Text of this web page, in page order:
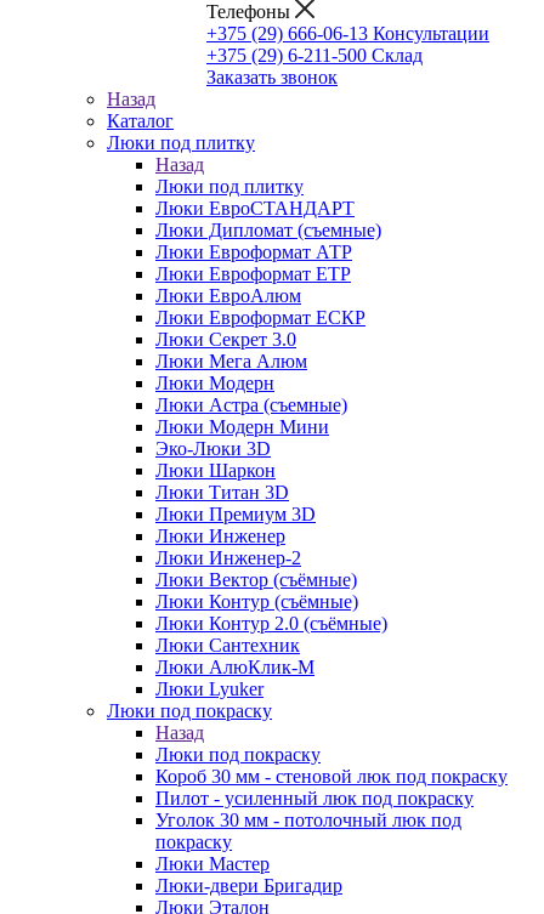
Телефоны
+375 (29) 666-06-13 Консультации
+375 (29) 6-211-500 Склад
Заказать звонок
Назад
Каталог
Люки под плитку
Назад
Люки под плитку
Люки ЕвроСТАНДАРТ
Люки Дипломат (съемные)
Люки Евроформат АТР
Люки Евроформат ЕТР
Люки ЕвроАлюм
Люки Евроформат ЕСКР
Люки Секрет 3.0
Люки Мега Алюм
Люки Модерн
Люки Астра (съемные)
Люки Модерн Мини
Эко-Люки 3D
Люки Шаркон
Люки Титан 3D
Люки Премиум 3D
Люки Инженер
Люки Инженер-2
Люки Вектор (съёмные)
Люки Контур (съёмные)
Люки Контур 2.0 (съёмные)
Люки Сантехник
Люки АлюКлик-М
Люки Lyuker
Люки под покраску
Назад
Люки под покраску
Короб 30 мм - стеновой люк под покраску
Пилот - усиленный люк под покраску
Уголок 30 мм - потолочный люк под
покраску
Люки Мастер
Люки-двери Бригадир
Люки Эталон